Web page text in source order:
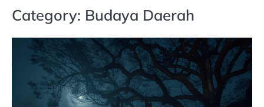
Category: Budaya Daerah